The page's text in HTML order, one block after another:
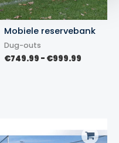
Mobiele reservebank
Dug-outs
€749.99 - €999.99